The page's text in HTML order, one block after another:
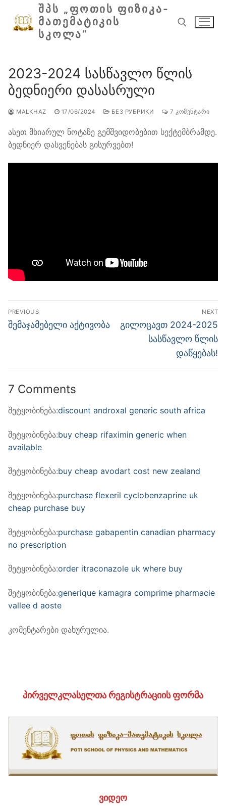
შიგთავსზე
გადასვლა
ᲨᲞᲡ „ᲤᲝᲗᲘᲡ ᲤᲘᲖᲘᲙᲐ-
ᲛᲐᲗᲔᲛᲐᲢᲘᲙᲘᲡ
ᲡᲙᲝᲚᲐ“
2023-2024 სასწავლო წლის
ბედნიერი დასასრული
MALKHAZ 17/06/2024 БЕЗ РУБРИКИ 7 ᲙᲝᲛᲔᲜᲢᲐᲠᲘ
ასეთ მხიარულ ნოტაზე გემშვიდობებით სექტემბრამდე.
ბედნიერ დასვენებას გისურვებთ!
პოსტის
ნავიგაცია
PREVIOUS
Previous
შემაჯამებელი აქტივობა
NEXT
Next
გილოცავთ 2024-2025
სასწავლო წლის
დაწყებას!
7 Comments
შეტყობინება:discount androxal generic south africa
შეტყობინება:buy cheap rifaximin generic when
available
შეტყობინება:buy cheap avodart cost new zealand
შეტყობინება:purchase flexeril cyclobenzaprine uk
cheap purchase buy
შეტყობინება:purchase gabapentin canadian pharmacy
no prescription
შეტყობინება:order itraconazole uk where buy
შეტყობინება:generique kamagra comprime pharmacie
vallee d aoste
კომენტარები დახურულია.
ᲞᲘᲠᲕᲔᲚᲙᲚᲐᲡᲔᲚᲗᲐ ᲠᲔᲒᲘᲡᲢᲠᲐᲪᲘᲘᲡ ᲤᲝᲠᲛᲐ
ᲕᲘᲓᲔᲝ